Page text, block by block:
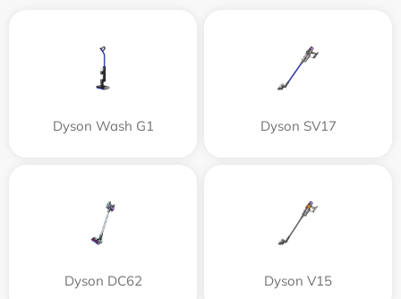
Dyson Wash G1 Dyson SV17
Dyson DC62 Dyson V15